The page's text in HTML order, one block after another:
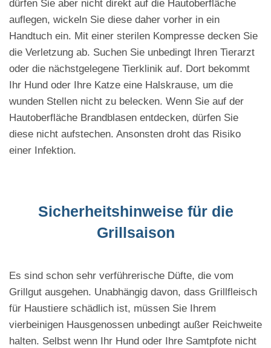
dürfen Sie aber nicht direkt auf die Hautoberfläche
auflegen, wickeln Sie diese daher vorher in ein
Handtuch ein. Mit einer sterilen Kompresse decken Sie
die Verletzung ab. Suchen Sie unbedingt Ihren Tierarzt
oder die nächstgelegene Tierklinik auf. Dort bekommt
Ihr Hund oder Ihre Katze eine Halskrause, um die
wunden Stellen nicht zu belecken. Wenn Sie auf der
Hautoberfläche Brandblasen entdecken, dürfen Sie
diese nicht aufstechen. Ansonsten droht das Risiko
einer Infektion.
Sicherheitshinweise für die
Grillsaison
Es sind schon sehr verführerische Düfte, die vom
Grillgut ausgehen. Unabhängig davon, dass Grillfleisch
für Haustiere schädlich ist, müssen Sie Ihrem
vierbeinigen Hausgenossen unbedingt außer Reichweite
halten. Selbst wenn Ihr Hund oder Ihre Samtpfote nicht